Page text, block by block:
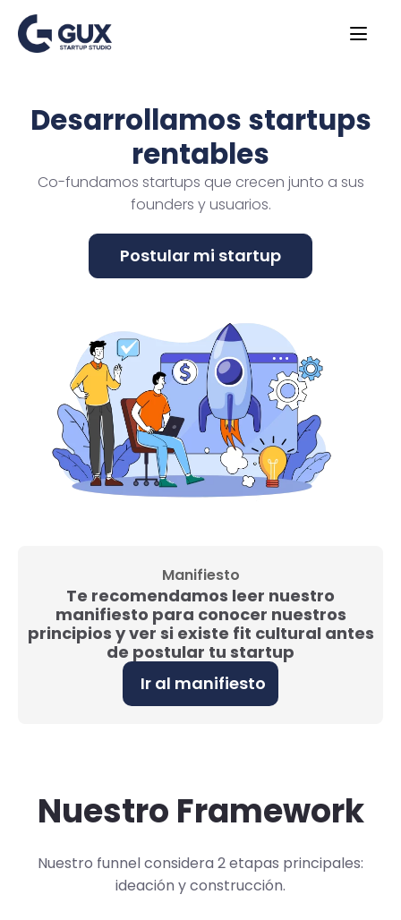
Desarrollamos startups
rentables
Co-fundamos startups que crecen junto a sus
founders y usuarios.
Manifiesto
Te recomendamos leer nuestro
manifiesto para conocer nuestros
principios y ver si existe fit cultural antes
de postular tu startup
Ir al manifiesto
Nuestro Framework
Nuestro funnel considera 2 etapas principales:
ideación y construcción.